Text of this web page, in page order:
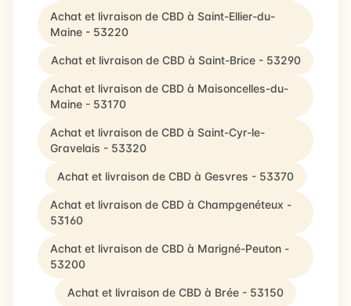
Achat et livraison de CBD à Saint-Ellier-du-
Maine - 53220
Achat et livraison de CBD à Saint-Brice - 53290
Achat et livraison de CBD à Maisoncelles-du-
Maine - 53170
Achat et livraison de CBD à Saint-Cyr-le-
Gravelais - 53320
Achat et livraison de CBD à Gesvres - 53370
Achat et livraison de CBD à Champgenéteux -
53160
Achat et livraison de CBD à Marigné-Peuton -
53200
Achat et livraison de CBD à Brée - 53150